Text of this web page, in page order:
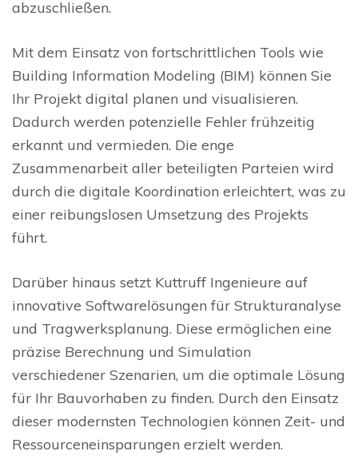
abzuschließen.
Mit dem Einsatz von fortschrittlichen Tools wie
Building Information Modeling (BIM) können Sie
Ihr Projekt digital planen und visualisieren.
Dadurch werden potenzielle Fehler frühzeitig
erkannt und vermieden. Die enge
Zusammenarbeit aller beteiligten Parteien wird
durch die digitale Koordination erleichtert, was zu
einer reibungslosen Umsetzung des Projekts
führt.
Darüber hinaus setzt Kuttruff Ingenieure auf
innovative Softwarelösungen für Strukturanalyse
und Tragwerksplanung. Diese ermöglichen eine
präzise Berechnung und Simulation
verschiedener Szenarien, um die optimale Lösung
für Ihr Bauvorhaben zu finden. Durch den Einsatz
dieser modernsten Technologien können Zeit- und
Ressourceneinsparungen erzielt werden.